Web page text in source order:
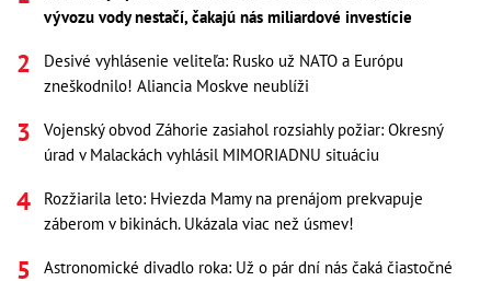
vývozu vody nestačí, čakajú nás miliardové investície
Desivé vyhlásenie veliteľa: Rusko už NATO a Európu
zneškodnilo! Aliancia Moskve neublíži
Vojenský obvod Záhorie zasiahol rozsiahly požiar: Okresný
úrad v Malackách vyhlásil MIMORIADNU situáciu
Rozžiarila leto: Hviezda Mamy na prenájom prekvapuje
záberom v bikinách. Ukázala viac než úsmev!
Astronomické divadlo roka: Už o pár dní nás čaká čiastočné